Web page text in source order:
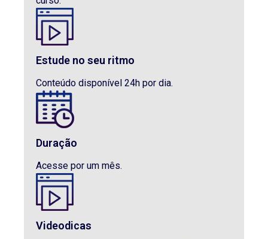
Estude no seu ritmo
Conteúdo disponível 24h por dia.
Duração
Acesse por um mês.
Videodicas